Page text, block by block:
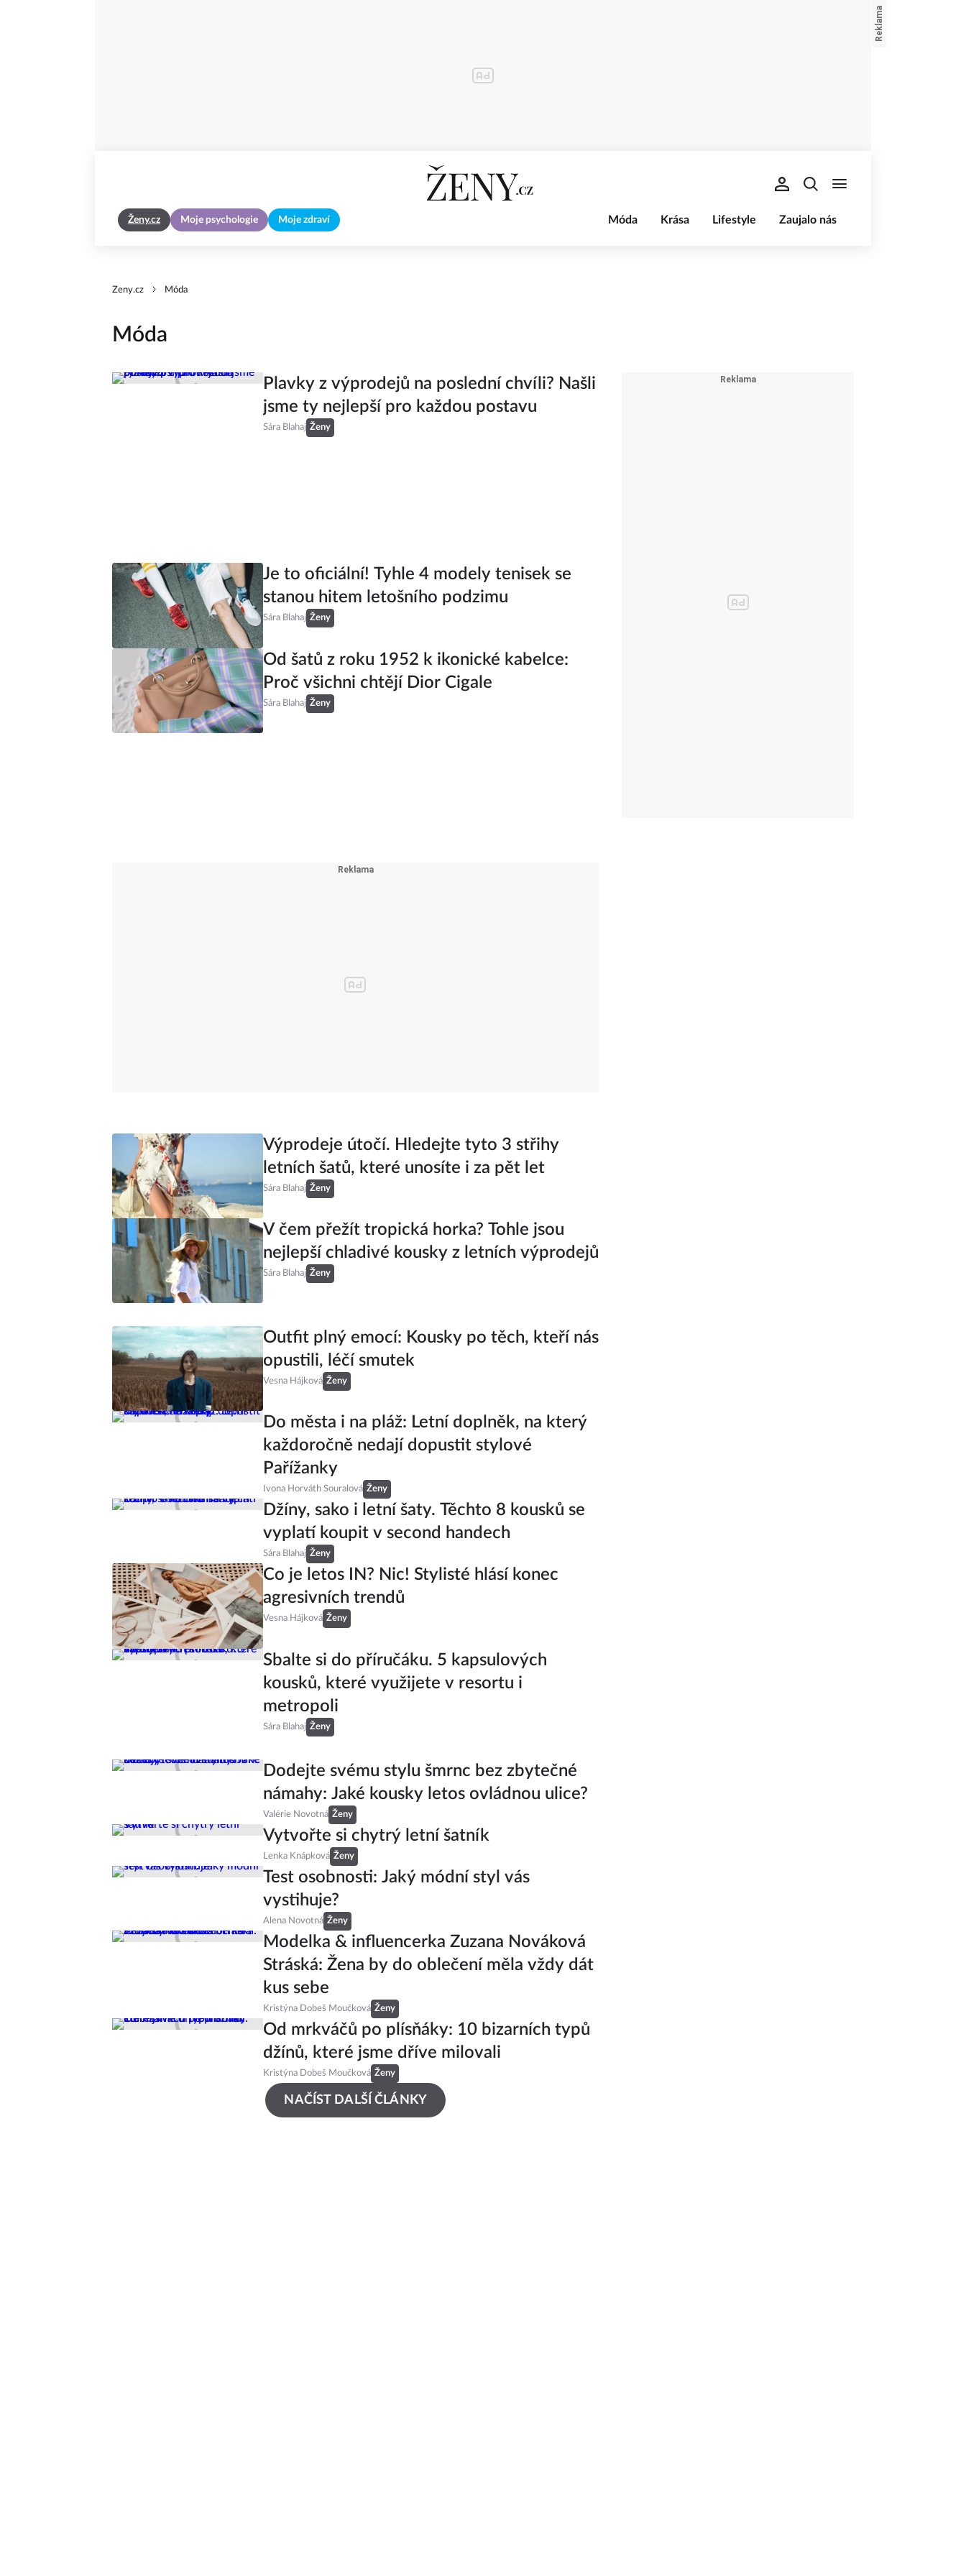
Ženy.cz Moje psychologie Moje zdraví Móda Krása Lifestyle Zaujalo nás
Zeny.cz Móda
Móda
Plavky z výprodejů na poslední chvíli? Našli
jsme ty nejlepší pro každou postavu
Sára Blahaj Ženy
Je to oficiální! Tyhle 4 modely tenisek se
stanou hitem letošního podzimu
Sára Blahaj Ženy
Od šatů z roku 1952 k ikonické kabelce:
Proč všichni chtějí Dior Cigale
Sára Blahaj Ženy
Výprodeje útočí. Hledejte tyto 3 střihy
letních šatů, které unosíte i za pět let
Sára Blahaj Ženy
V čem přežít tropická horka? Tohle jsou
nejlepší chladivé kousky z letních výprodejů
Sára Blahaj Ženy
Outfit plný emocí: Kousky po těch, kteří nás
opustili, léčí smutek
Vesna Hájková Ženy
Do města i na pláž: Letní doplněk, na který
každoročně nedají dopustit stylové
Pařížanky
Ivona Horváth Souralová Ženy
Džíny, sako i letní šaty. Těchto 8 kousků se
vyplatí koupit v second handech
Sára Blahaj Ženy
Co je letos IN? Nic! Stylisté hlásí konec
agresivních trendů
Vesna Hájková Ženy
Sbalte si do příručáku. 5 kapsulových
kousků, které využijete v resortu i
metropoli
Sára Blahaj Ženy
Dodejte svému stylu šmrnc bez zbytečné
námahy: Jaké kousky letos ovládnou ulice?
Valérie Novotná Ženy
Vytvořte si chytrý letní šatník
Lenka Knápková Ženy
Test osobnosti: Jaký módní styl vás
vystihuje?
Alena Novotná Ženy
Modelka & influencerka Zuzana Nováková
Stráská: Žena by do oblečení měla vždy dát
kus sebe
Kristýna Dobeš Moučková Ženy
Od mrkváčů po plísňáky: 10 bizarních typů
džínů, které jsme dříve milovali
Kristýna Dobeš Moučková Ženy
NAČÍST DALŠÍ ČLÁNKY